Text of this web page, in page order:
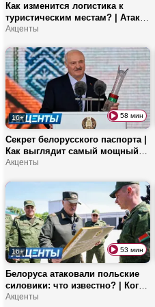
Как изменится логистика к
туристическим местам? | Атака
в соцсетях на МТЗ | Какие
на 22 июня?
Акценты
16+ 58 мин
Секрет белорусского паспорта |
Как выглядит самый мощный
трактор в СНГ? | Снимок под
опасно?
Акценты
16+ 53 мин
Белоруса атаковали польские
силовики: что известно? | Когда
Москва и Пекин подпишут
Акценты